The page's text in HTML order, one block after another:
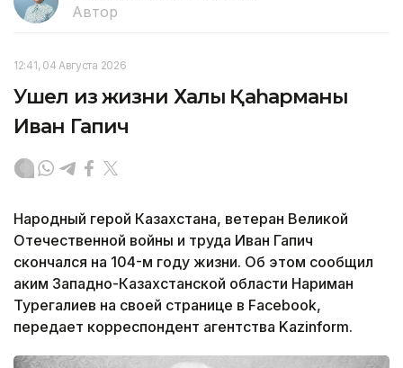
Автор
12:41, 04 Августа 2026
Ушел из жизни Халық Қаһарманы
Иван Гапич
Народный герой Казахстана, ветеран Великой
Отечественной войны и труда Иван Гапич
скончался на 104-м году жизни. Об этом сообщил
аким Западно-Казахстанской области Нариман
Турегалиев на своей странице в Facebook,
передает корреспондент агентства Kazinform.